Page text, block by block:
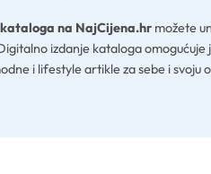
na NajCijena.hr možete
izdanje kataloga
i lifestyle artikle za sebe i svoju